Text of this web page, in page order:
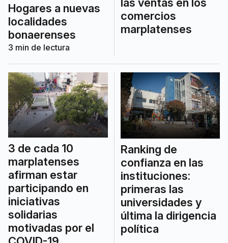
Hogares a nuevas
localidades
bonaerenses
3 min de lectura
comercios
marplatenses
3 de cada 10
marplatenses
afirman estar
participando en
iniciativas
solidarias
motivadas por el
Ranking de
confianza en las
instituciones:
primeras las
universidades y
última la dirigencia
política